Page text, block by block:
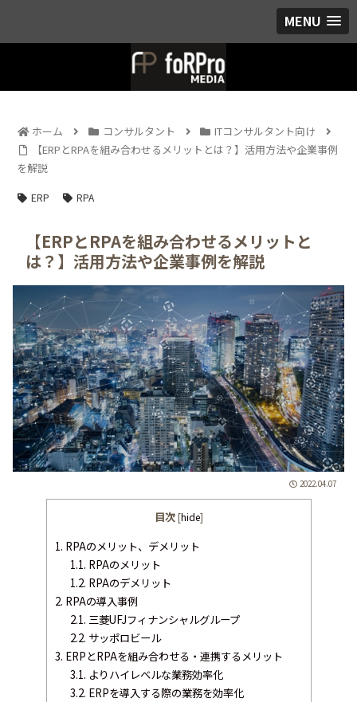
MENU
ホーム コンサルタント
ITコンサルタント向け
【ERPとRPAを組み合わせるメリットとは？】活用方法や企業事例
を解説
ERP RPA
【ERPとRPAを組み合わせるメリットと
は？】活用方法や企業事例を解説
2022.04.07
目次 [hide]
1. RPAのメリット、デメリット
1.1. RPAのメリット
1.2. RPAのデメリット
2. RPAの導入事例
2.1. 三菱UFJフィナンシャルグループ
2.2. サッポロビール
3. ERPとRPAを組み合わせる・連携するメリット
3.1. よりハイレベルな業務効率化
3.2. ERPを導入する際の業務を効率化